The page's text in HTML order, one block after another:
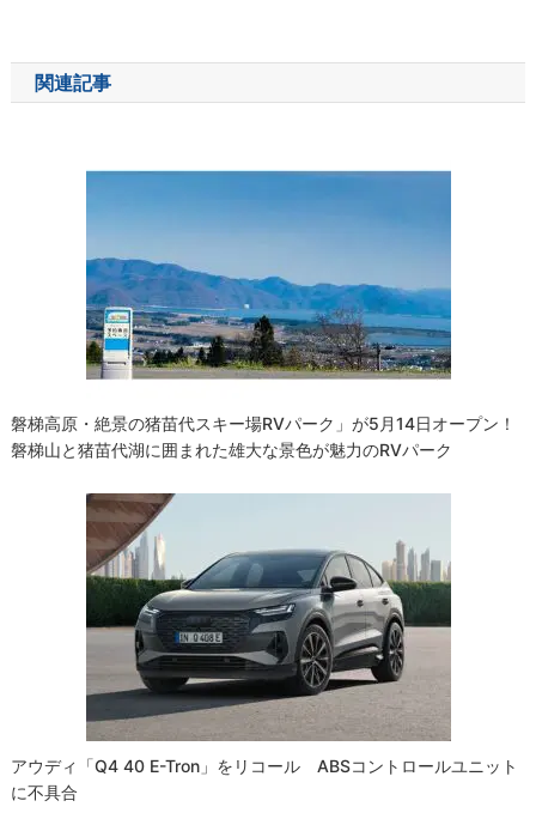
ナ
ビ
関連記事
磐梯高原・絶景の猪苗代スキー場RVパーク」が5月14日オープン！
磐梯山と猪苗代湖に囲まれた雄大な景色が魅力のRVパーク
アウディ「Q4 40 E-Tron」をリコール ABSコントロールユニット
に不具合